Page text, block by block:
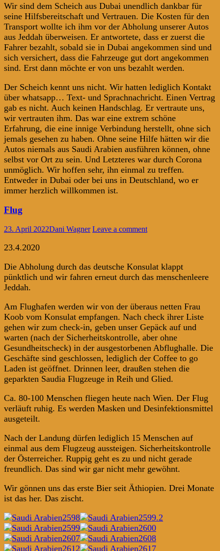
Wir sind dem Scheich aus Dubai unendlich dankbar für
seine Hilfsbereitschaft und Vertrauen. Die Kosten für den
Transport wollte ich ihm vor der Abholung unserer Autos
aus Jeddah überweisen. Er antwortete, dass er zuerst die
Fahrer bezahlt, sobald sie in Dubai angekommen sind und
sich versichert, dass die Fahrzeuge gut dort angekommen
sind. Erst dann möchte er von uns bezahlt werden.
Der Scheich kennt uns nicht. Wir hatten lediglich Kontakt
über whatsapp… Text- und Sprachnachricht. Einen Vertrag
gab es nicht. Auch keinen Handschlag. Er vertraute uns,
wir vertrauten ihm. Das war eine extrem schöne
Erfahrung, die eine innige Verbindung herstellt, ohne sich
jemals gesehen zu haben. Ohne seine Hilfe hätten wir die
Autos niemals aus Saudi Arabien ausführen können, ohne
selbst vor Ort zu sein. Und Letzteres war durch Corona
unmöglich. Wir hoffen sehr, ihn einmal zu treffen.
Entweder in Dubai oder bei uns in Deutschland, wo er
immer herzlich willkommen ist.
Flug
23. April 2022Dani Wagner Leave a comment
23.4.2020
Die Abholung durch das deutsche Konsulat klappt
pünktlich und wir fahren erneut durch das menschenleere
Jeddah.
Am Flughafen werden wir von der überaus netten Frau
Koob vom Konsulat empfangen. Nach check ihrer Liste
gehen wir zum check-in, geben unser Gepäck auf und
warten (nach der Sicherheitskontrolle, aber ohne
Gesundheitscheck) in der ausgestorbenen Abflughalle. Die
Geschäfte sind geschlossen, lediglich der Coffee to go
Laden ist geöffnet. Drinnen leer, draußen stehen die
geparkten Saudia Flugzeuge in Reih und Glied.
Ca. 80-100 Menschen fliegen heute nach Wien. Der Flug
verläuft ruhig. Es werden Masken und Desinfektionsmittel
ausgeteilt.
Nach der Landung dürfen lediglich 15 Menschen auf
einmal aus dem Flugzeug aussteigen. Sicherheitskontrolle
der Österreicher. Ruppig geht es zu und nicht gerade
freundlich. Das sind wir gar nicht mehr gewöhnt.
Wir gönnen uns das erste Bier seit Äthiopien. Drei Monate
ist das her. Das zischt.